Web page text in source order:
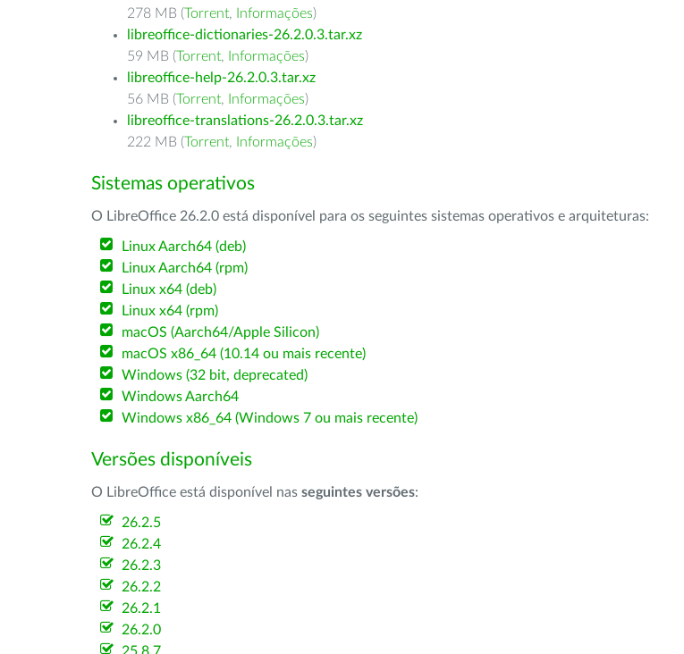
278 MB (Torrent, Informações)
libreoffice-dictionaries-26.2.0.3.tar.xz
59 MB (Torrent, Informações)
libreoffice-help-26.2.0.3.tar.xz
56 MB (Torrent, Informações)
libreoffice-translations-26.2.0.3.tar.xz
222 MB (Torrent, Informações)
Sistemas operativos
O LibreOffice 26.2.0 está disponível para os seguintes sistemas operativos e arquiteturas:
Linux Aarch64 (deb)
Linux Aarch64 (rpm)
Linux x64 (deb)
Linux x64 (rpm)
macOS (Aarch64/Apple Silicon)
macOS x86_64 (10.14 ou mais recente)
Windows (32 bit, deprecated)
Windows Aarch64
Windows x86_64 (Windows 7 ou mais recente)
Versões disponíveis
O LibreOffice está disponível nas seguintes versões:
26.2.5
26.2.4
26.2.3
26.2.2
26.2.1
26.2.0